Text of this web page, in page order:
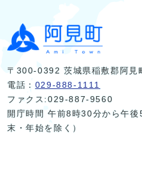
〒300-0392 茨城県稲敷郡阿見
電話： 029-888-1111
ファクス:029-887-9560
開庁時間 午前8時30分から午
末・年始を除く）